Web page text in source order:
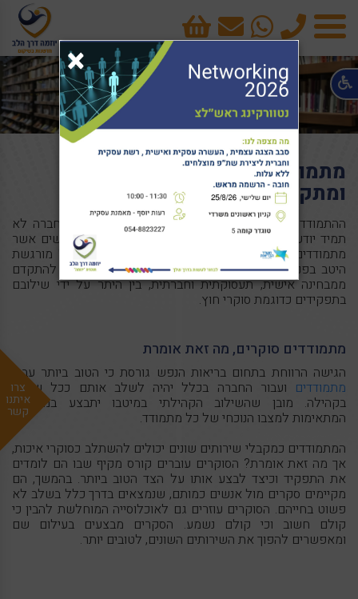
תפריט
טלפון cart
צרו
איתנו
קשר
מתמודדים סוקרים, מקדמים
ומתקדמים
ההתמודדות עם מחלה נפשית מאתגרת ולא פשוטה. החברה לא
תמיד יודעת להעריך את תעצומות הנפש הנדרשות מהאנשים אשר
מתמודדים עם מחלה שלא תמיד נראית כלפי חוץ אבל מורגשת
היטב בפנים. יוזמה דרך הלב מעודדת את המתמודדים להתקדם
ממבחינה אישית, תעסוקתית וחברתית, בין היתר על ידי שילובם
בתפקידים כדוגמת סוקרי חוץ.
מתמודדים סוקרים, מה זאת אומרת
הגישה הרווחת בתחום בריאות הנפש גורסת כי הטוב ביותר עבור
מתמודדים ועבור החברה בכלל יהיה לשלב אותם ככל שניתן,
בקהילה. מובן שהשילוב הקהילתי במיטבו יתבצע במסגרות
המתאימות למצבו הנוכחי של כל מתמודד.
המתמודדים כמקבלי שירותים שונים יכולים להשתלב כסוקרי איכות,
אך מה זאת אומרת? הסוקרים עוברים קורס מקיף שבו הם לומדים
את התפקיד וכיצד לבצע אותו על הצד הטוב ביותר. בהמשך, הם
מקיימים סקרים מול אנשים כמותם, שנמצאים בדרך כלל בשלב לא
פשוט בחייהם. הסוקרים עוזרים גם לאוכלוסייה המוחלשת להבין כי
קולם חשוב וכי קולם נשמע. הסקרים מבצעים בעילום שם
ומאפשרים להפוך את השירותים השונים, לטובים יותר.
×